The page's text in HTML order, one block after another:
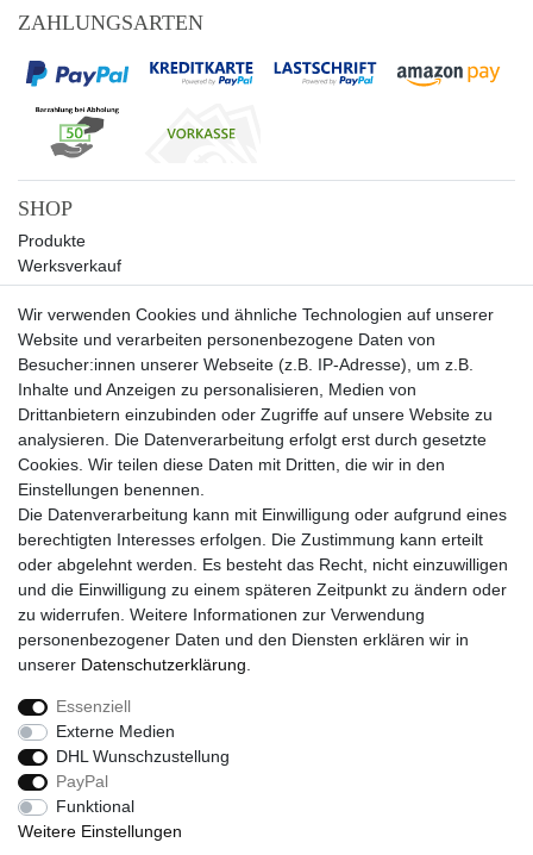
ZAHLUNGSARTEN
SHOP
Produkte
Werksverkauf
Sale
UNTERNEHMEN
Über uns
Kontakt
SERVICE
Versand
Zahlung
Hilfe
RECHTLICHES
Widerrufsrecht
Widerrufsformular
Impressum
Datenschutzerklärung
Widerrufs­recht Widerrufs­formular
Daten­schutz­erklärung
Wir verwenden Cookies und ähnliche Technologien auf unserer
Website und verarbeiten personenbezogene Daten von
Besucher:innen unserer Webseite (z.B. IP-Adresse), um z.B.
Inhalte und Anzeigen zu personalisieren, Medien von
Drittanbietern einzubinden oder Zugriffe auf unsere Website zu
analysieren. Die Datenverarbeitung erfolgt erst durch gesetzte
Cookies. Wir teilen diese Daten mit Dritten, die wir in den
Einstellungen benennen.
Die Datenverarbeitung kann mit Einwilligung oder aufgrund eines
berechtigten Interesses erfolgen. Die Zustimmung kann erteilt
oder abgelehnt werden. Es besteht das Recht, nicht einzuwilligen
und die Einwilligung zu einem späteren Zeitpunkt zu ändern oder
zu widerrufen. Weitere Informationen zur Verwendung
personenbezogener Daten und den Diensten erklären wir in
unserer Daten­schutz­erklärung
Essenziell
Externe Medien
DHL Wunschzustellung
PayPal
Funktional
Weitere Einstellungen